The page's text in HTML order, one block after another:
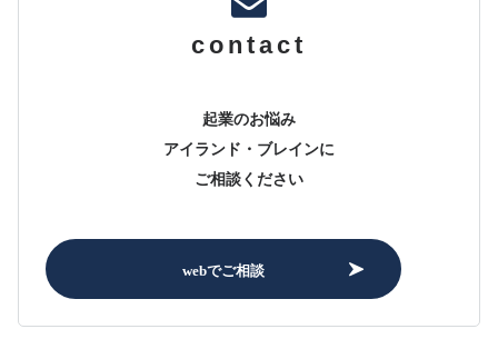
contact
起業のお悩み
アイランド・ブレインに
ご相談ください
webでご相談